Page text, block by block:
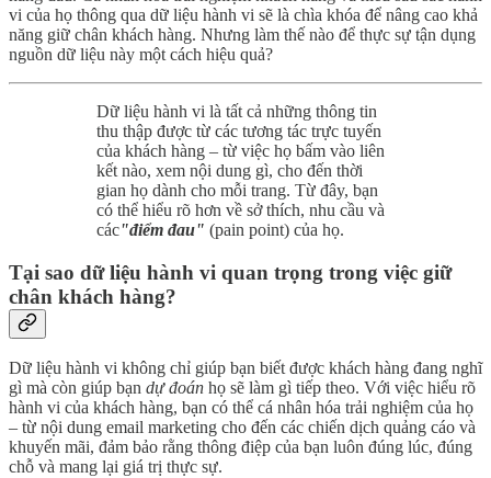
vi của họ thông qua dữ liệu hành vi sẽ là chìa khóa để nâng cao khả
năng giữ chân khách hàng. Nhưng làm thế nào để thực sự tận dụng
nguồn dữ liệu này một cách hiệu quả?
Dữ liệu hành vi là tất cả những thông tin
thu thập được từ các tương tác trực tuyến
của khách hàng – từ việc họ bấm vào liên
kết nào, xem nội dung gì, cho đến thời
gian họ dành cho mỗi trang. Từ đây, bạn
có thể hiểu rõ hơn về sở thích, nhu cầu và
các"điểm đau" (pain point) của họ.
Tại sao dữ liệu hành vi quan trọng trong việc giữ
chân khách hàng?
Dữ liệu hành vi không chỉ giúp bạn biết được khách hàng đang nghĩ
gì mà còn giúp bạn dự đoán họ sẽ làm gì tiếp theo. Với việc hiểu rõ
hành vi của khách hàng, bạn có thể cá nhân hóa trải nghiệm của họ
– từ nội dung email marketing cho đến các chiến dịch quảng cáo và
khuyến mãi, đảm bảo rằng thông điệp của bạn luôn đúng lúc, đúng
chỗ và mang lại giá trị thực sự.